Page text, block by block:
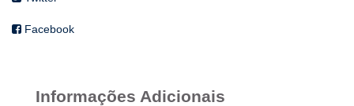
Facebook
Informações Adicionais